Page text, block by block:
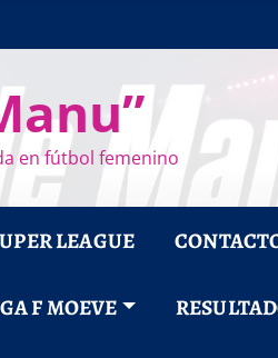
en fútbol femenino
LEAGUE
F MOEVE